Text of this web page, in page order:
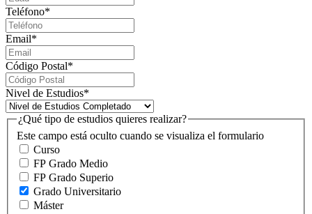
Teléfono*
Email*
Código Postal*
Nivel de Estudios*
Este campo está oculto cuando se visualiza el formulario
¿Qué tipo de estudios quieres realizar?
Curso
FP Grado Medio
FP Grado Superio
Grado Universitario
Máster